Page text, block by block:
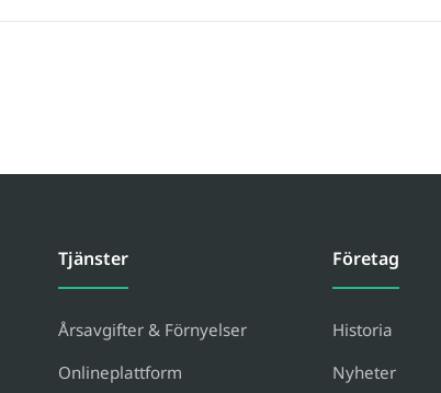
Tjänster
Årsavgifter & Förnyelser
Onlineplattform
Företag
Historia
Nyheter